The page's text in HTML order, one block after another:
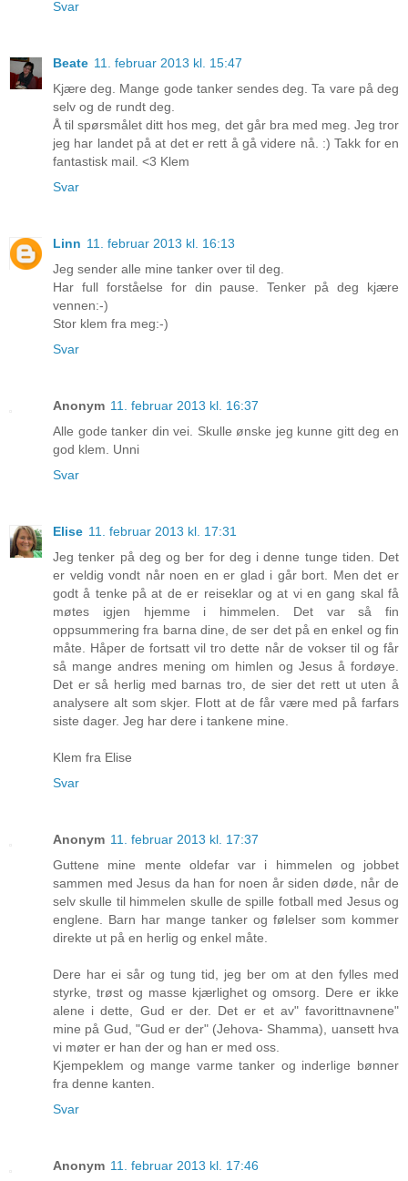
Svar
Beate 11. februar 2013 kl. 15:47
Kjære deg. Mange gode tanker sendes deg. Ta vare på deg
selv og de rundt deg.
Å til spørsmålet ditt hos meg, det går bra med meg. Jeg tror
jeg har landet på at det er rett å gå videre nå. :) Takk for en
fantastisk mail. <3 Klem
Svar
Linn 11. februar 2013 kl. 16:13
Jeg sender alle mine tanker over til deg.
Har full forståelse for din pause. Tenker på deg kjære
vennen:-)
Stor klem fra meg:-)
Svar
Anonym 11. februar 2013 kl. 16:37
Alle gode tanker din vei. Skulle ønske jeg kunne gitt deg en
god klem. Unni
Svar
Elise 11. februar 2013 kl. 17:31
Jeg tenker på deg og ber for deg i denne tunge tiden. Det
er veldig vondt når noen en er glad i går bort. Men det er
godt å tenke på at de er reiseklar og at vi en gang skal få
møtes igjen hjemme i himmelen. Det var så fin
oppsummering fra barna dine, de ser det på en enkel og fin
måte. Håper de fortsatt vil tro dette når de vokser til og får
så mange andres mening om himlen og Jesus å fordøye.
Det er så herlig med barnas tro, de sier det rett ut uten å
analysere alt som skjer. Flott at de får være med på farfars
siste dager. Jeg har dere i tankene mine.
Klem fra Elise
Svar
Anonym 11. februar 2013 kl. 17:37
Guttene mine mente oldefar var i himmelen og jobbet
sammen med Jesus da han for noen år siden døde, når de
selv skulle til himmelen skulle de spille fotball med Jesus og
englene. Barn har mange tanker og følelser som kommer
direkte ut på en herlig og enkel måte.
Dere har ei sår og tung tid, jeg ber om at den fylles med
styrke, trøst og masse kjærlighet og omsorg. Dere er ikke
alene i dette, Gud er der. Det er et av" favorittnavnene"
mine på Gud, "Gud er der" (Jehova- Shamma), uansett hva
vi møter er han der og han er med oss.
Kjempeklem og mange varme tanker og inderlige bønner
fra denne kanten.
Svar
Anonym 11. februar 2013 kl. 17:46